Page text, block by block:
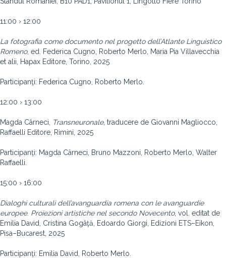
11:00 › 12:00
La fotografia come documento nel progetto dell’Atlante Linguistico
Romeno, ed. Federica Cugno, Roberto Merlo, Maria Pia Villavecchia
et alii, Hapax Editore, Torino, 2025
Participanţi: Federica Cugno, Roberto Merlo.
12:00 › 13:00
Magda Cârneci, Transneuronale, traducere de Giovanni Magliocco,
Raffaelli Editore, Rimini, 2025
Participanţi: Magda Cârneci, Bruno Mazzoni, Roberto Merlo, Walter
Raffaelli.
15:00 › 16:00
Dialoghi culturali dell’avanguardia romena con le avanguardie
europee. Proiezioni artistiche nel secondo Novecento, vol. editat de
Emilia David, Cristina Gogâţă, Edoardo Giorgi, Edizioni ETS–Eikon,
Pisa–Bucarest, 2025
Participanţi: Emilia David, Roberto Merlo.